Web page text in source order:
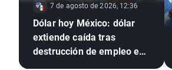
7 de agosto de 2026, 12:36
Dólar hoy México: dólar
extiende caída tras
destrucción de empleo en